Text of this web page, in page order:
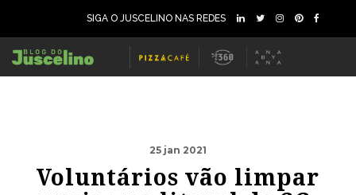
SIGA O JUSCELINO NAS REDES
25 jan 2021
Voluntários vão limpar